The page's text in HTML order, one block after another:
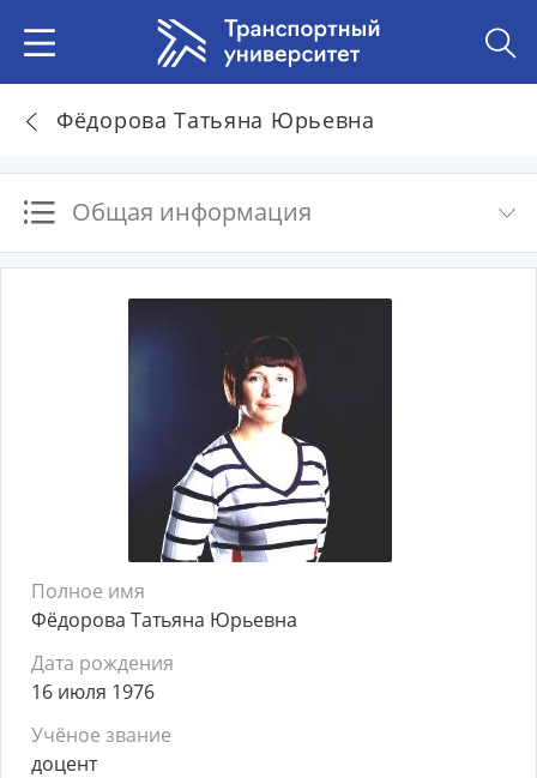
Фёдорова Татьяна Юрьевна
Общая информация
Полное имя
Фёдорова Татьяна Юрьевна
Дата рождения
16 июля 1976
Учёное звание
доцент